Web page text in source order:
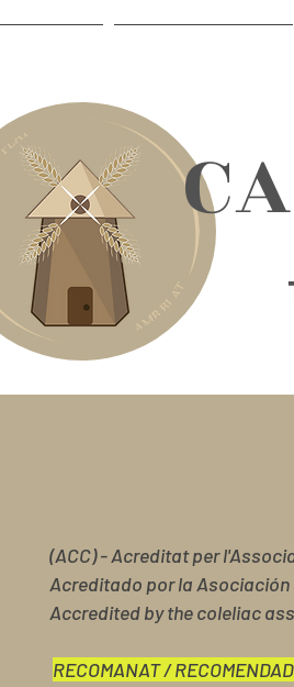
(ACC) - Acreditat per
Acreditado por la Asociación
Accredited by the coleliac
RECOMANAT /